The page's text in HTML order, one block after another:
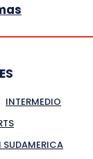
INTERMEDIO
SUDAMERICA